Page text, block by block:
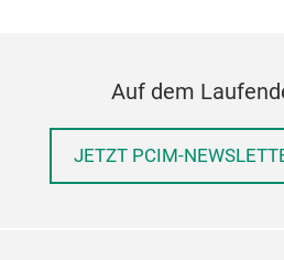
Auf dem
JETZT PCIM-